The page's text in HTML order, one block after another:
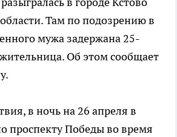
Там по подозрению в
мужа задержана 25-
Об этом сообщает
в ночь на 26 апреля в
проспекту Победы во время